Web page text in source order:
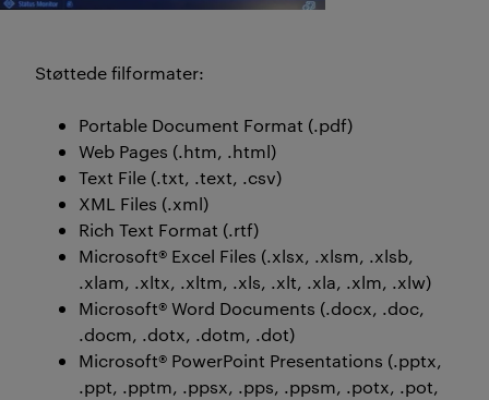
Støttede filformater:
Portable Document Format (.pdf)
Web Pages (.htm, .html)
Text File (.txt, .text, .csv)
XML Files (.xml)
Rich Text Format (.rtf)
Microsoft® Excel Files (.xlsx, .xlsm, .xlsb,
.xlam, .xltx, .xltm, .xls, .xlt, .xla, .xlm, .xlw)
Microsoft® Word Documents (.docx, .doc,
.docm, .dotx, .dotm, .dot)
Microsoft® PowerPoint Presentations (.pptx,
.ppt, .pptm, .ppsx, .pps, .ppsm, .potx, .pot,